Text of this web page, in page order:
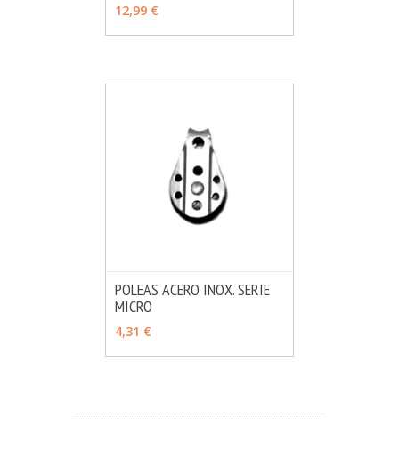
12,99 €
VER OPCIONES
POLEAS ACERO INOX. SERIE
MICRO
4,31 €